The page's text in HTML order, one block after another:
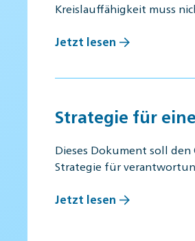
Kreislauffähigkeit muss
Jetzt lesen
Strategie für
Dieses Dokument soll
Strategie für
Jetzt lesen